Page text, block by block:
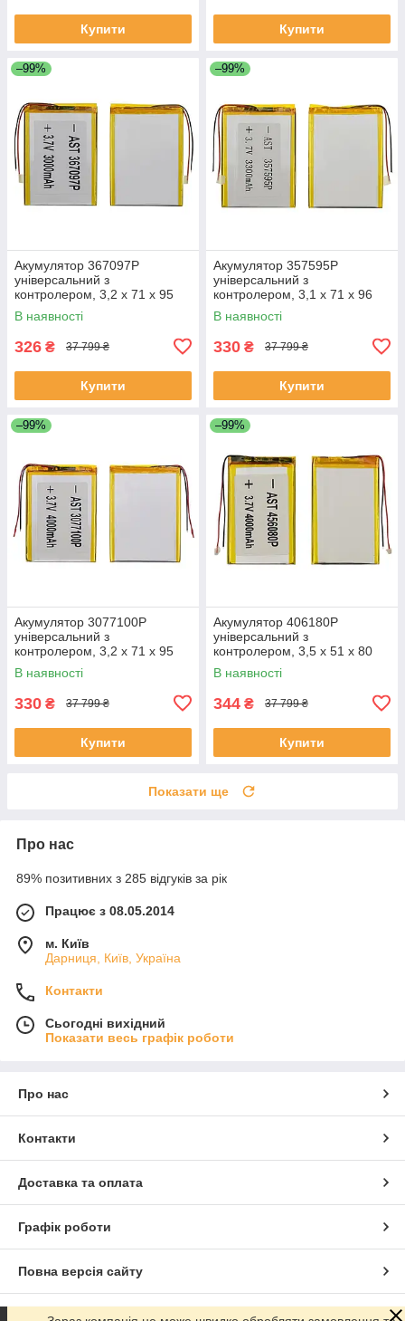
Купити Купити
–99%
Акумулятор 367097P
універсальний з
контролером, 3,2 х 71 х 95
мм (3000 mAh)/Nomi Corsa
Tablet C070010/Nomi Corsa
В наявності
326 ₴ 37 799 ₴
Купити
–99%
Акумулятор 357595P
універсальний з
контролером, 3,1 х 71 х 96
мм (3000 mAh)/ для
смартфона, планшета
В наявності
330 ₴ 37 799 ₴
Купити
–99%
Акумулятор 3077100P
універсальний з
контролером, 3,2 х 71 х 95
мм (3000 mAh)/ для
смартфона, планшета
В наявності
330 ₴ 37 799 ₴
Купити
–99%
Акумулятор 406180P
універсальний з
контролером, 3,5 х 51 х 80
мм (1600 mAh)/ для
смартфона, планшета
В наявності
344 ₴ 37 799 ₴
Купити
Показати ще
Про нас
89% позитивних з 285 відгуків за рік
Працює з 08.05.2014
м. Київ
Дарниця, Київ, Україна
Контакти
Сьогодні вихідний
Показати весь графік роботи
Про нас
Контакти
Доставка та оплата
Графік роботи
Повна версія сайту
Сайт створено на маркетплейсі Prom.ua